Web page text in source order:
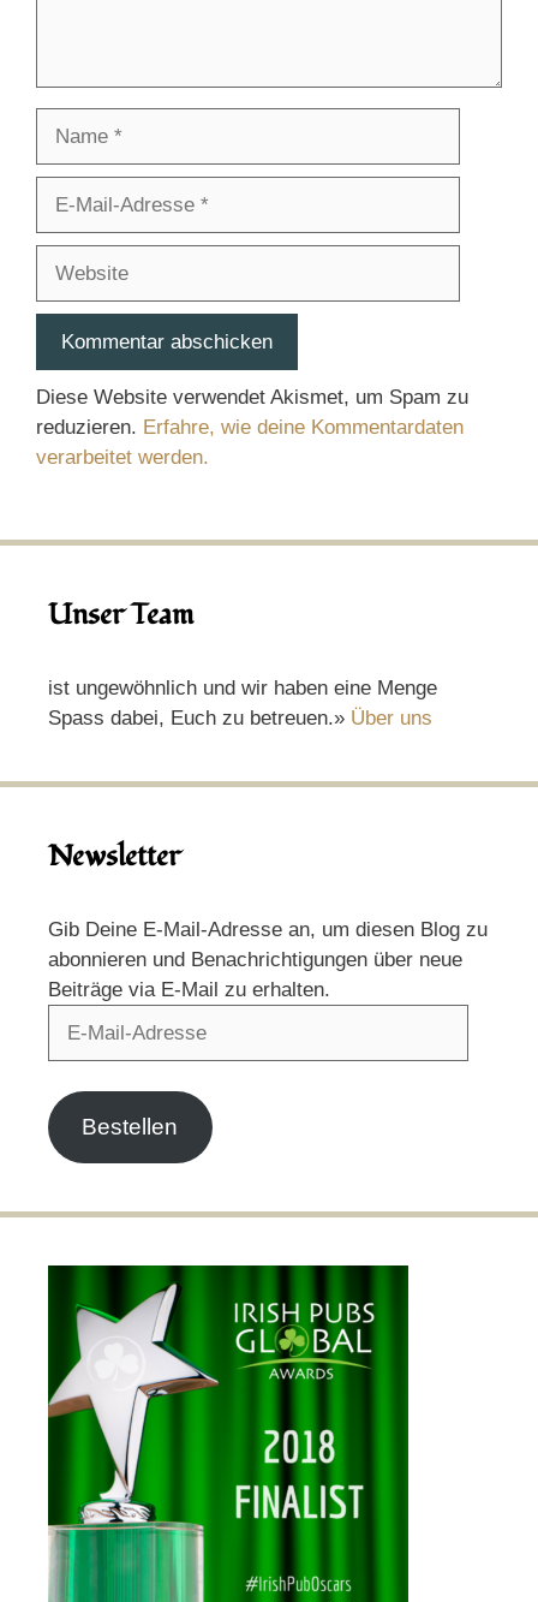
Adresse
Diese Website verwendet Akismet, um Spam zu
reduzieren. Erfahre, wie deine Kommentardaten
verarbeitet werden.
Unser Team
ist ungewöhnlich und wir haben eine Menge
Spass dabei, Euch zu betreuen.» Über uns
Newsletter
Gib Deine E-Mail-Adresse an, um diesen Blog zu
abonnieren und Benachrichtigungen über neue
Beiträge via E-Mail zu erhalten.
Bestellen